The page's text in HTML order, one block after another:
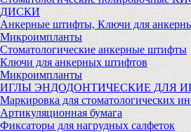
ДИСКИ
Анкерные штифты, Ключи для
Микроимпланты
Стоматологические анкерные штифты
Ключи для анкерных штифтов
Микроимпланты
ИГЛЫ ЭНДОДОНТИЧЕСКИЕ ДЛЯ
Маркировка для стоматологических
Артикуляционная бумага
Фиксаторы для нагрудных салфеток